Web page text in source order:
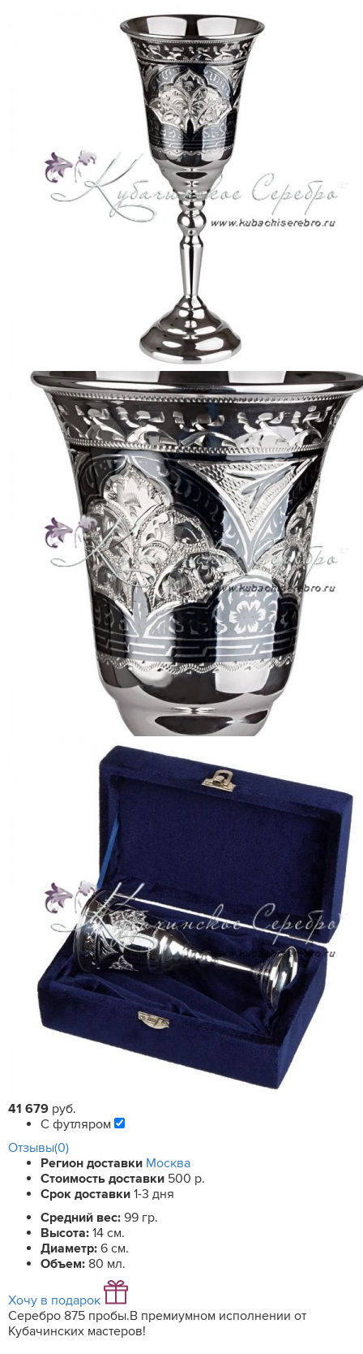
41 679 руб.
С футляром
Отзывы(0)
Регион доставки Москва
Стоимость доставки 500 р.
Срок доставки 1-3 дня
Средний вес: 99 гр.
Высота: 14 см.
Диаметр: 6 см.
Объем: 80 мл.
Хочу в подарок
Серебро 875 пробы.В премиумном исполнении от
Кубачинских мастеров!